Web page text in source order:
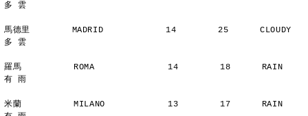
多 雲
馬德里        MADRID            14        25      CLOUDY
多 雲
羅馬          ROMA              14        18      RAIN
有 雨
米蘭          MILANO            13        17      RAIN